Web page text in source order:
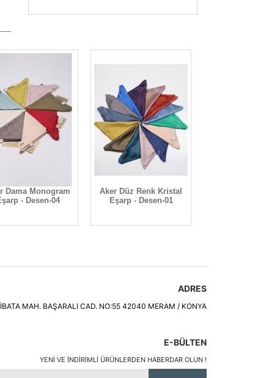
Dama Monogram
- Desen-04
Aker Düz Renk Kristal
Eşarp - Desen-01
ADRES
MAH. BAŞARALI CAD. NO:55 42040 MERAM / KONYA
E-BÜLTEN
YENI VE INDIRIMLI ÜRÜNLERDEN HABERDAR OLUN !